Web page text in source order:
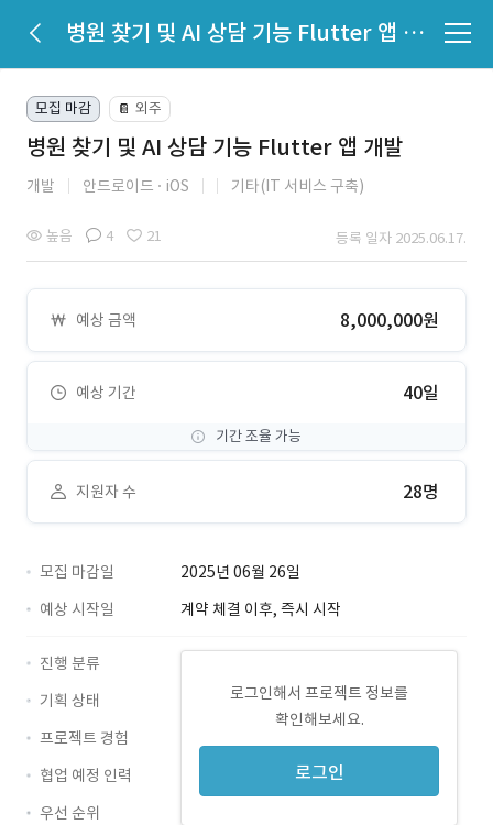
병원 찾기 및 AI 상담 기능 Flutter 앱 개발
모집 마감 📔 외주
병원 찾기 및 AI 상담 기능 Flutter 앱 개발
개발 안드로이드 iOS 기타(IT 서비스 구축)
높음 4 21 등록 일자 2025.06.17.
예상 금액 8,000,000원
예상 기간 40일
기간 조율 가능
지원자 수 28명
모집 마감일
2025년 06월 26일
예상 시작일
계약 체결 이후, 즉시 시작
로그인해서 프로젝트 정보를
확인해보세요.
로그인
진행 분류
기획 상태
프로젝트 경험
협업 예정 인력
우선 순위